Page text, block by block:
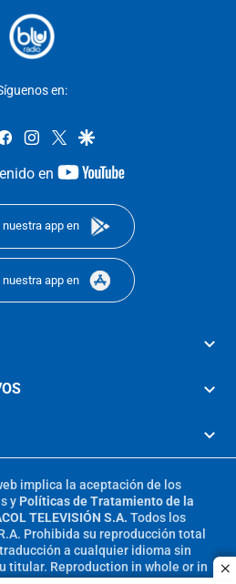
en:
facebookinstagram
twittergoogle
en
youtube-
app en
app en
implica la aceptación de los
y Políticas de Tratamiento de la
TELEVISIÓN S.A. Todos los
Prohibida su reproducción total
a cualquier idioma sin
titular. Reproduction in whole or in